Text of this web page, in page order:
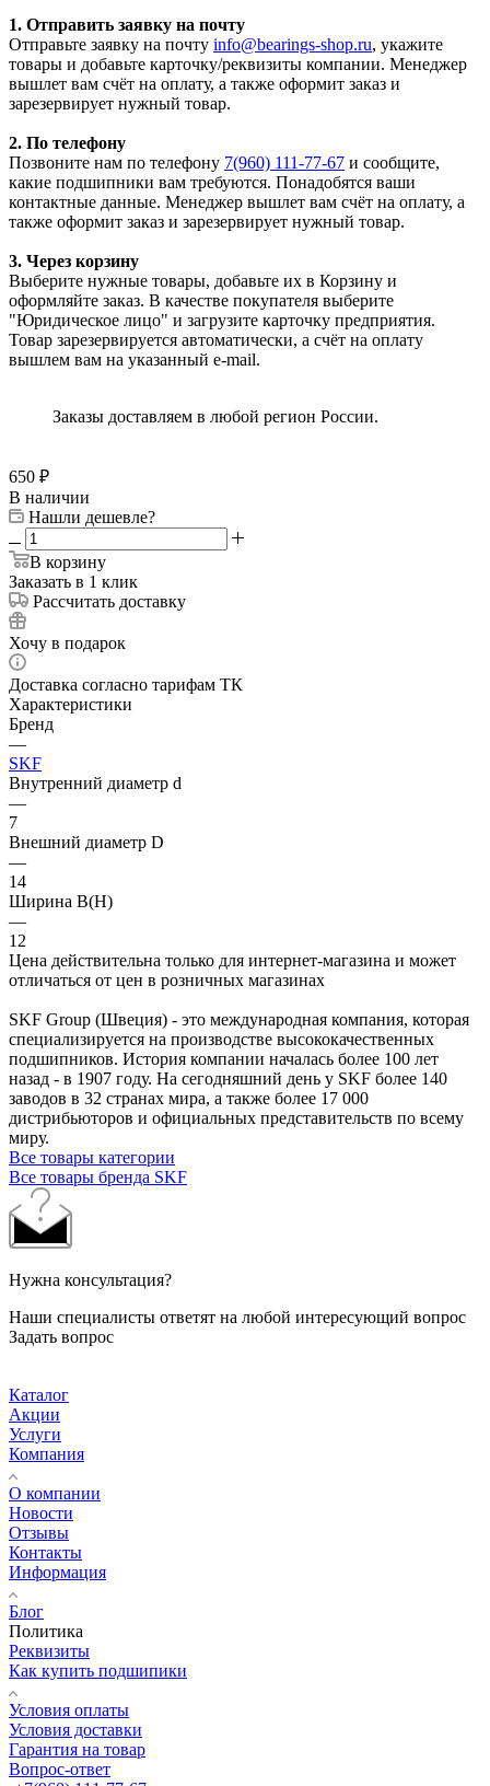
1. Отправить заявку на почту
Отправьте заявку на почту info@bearings-shop.ru, укажите
товары и добавьте карточку/реквизиты компании. Менеджер
вышлет вам счёт на оплату, а также оформит заказ и
зарезервирует нужный товар.
2. По телефону
Позвоните нам по телефону 7(960) 111-77-67 и сообщите,
какие подшипники вам требуются. Понадобятся ваши
контактные данные. Менеджер вышлет вам счёт на оплату, а
также оформит заказ и зарезервирует нужный товар.
3. Через корзину
Выберите нужные товары, добавьте их в Корзину и
оформляйте заказ. В качестве покупателя выберите
"Юридическое лицо" и загрузите карточку предприятия.
Товар зарезервируется автоматически, а счёт на оплату
вышлем вам на указанный e-mail.
Заказы доставляем в любой регион России.
650 ₽
В наличии
Нашли дешевле?
В корзину
Заказать в 1 клик
Рассчитать доставку
Хочу в подарок
Доставка согласно тарифам ТК
Характеристики
Бренд
—
SKF
Внутренний диаметр d
—
7
Внешний диаметр D
—
14
Ширина B(H)
—
12
Цена действительна только для интернет-магазина и может
отличаться от цен в розничных магазинах
SKF Group (Швеция) - это международная компания, которая
специализируется на производстве высококачественных
подшипников. История компании началась более 100 лет
назад - в 1907 году. На сегодняшний день у SKF более 140
заводов в 32 странах мира, а также более 17 000
дистрибьюторов и официальных представительств по всему
миру.
Все товары категории
Все товары бренда SKF
Нужна консультация?
Наши специалисты ответят на любой интересующий вопрос
Задать вопрос
Каталог
Акции
Услуги
Компания
О компании
Новости
Отзывы
Контакты
Информация
Блог
Политика
Реквизиты
Как купить подшипики
Условия оплаты
Условия доставки
Гарантия на товар
Вопрос-ответ